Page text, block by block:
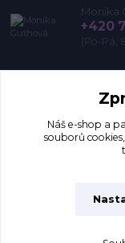
Monika
+420
(Po-Pá,
Náš e-shop a
souborů